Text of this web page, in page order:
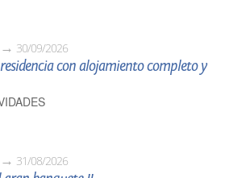
30/09/2026
residencia con alojamiento completo y
31/08/2026